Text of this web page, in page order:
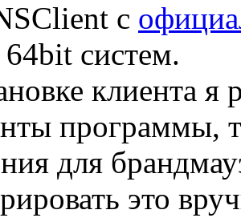
с
систем.
клиента я
программы,
для
это